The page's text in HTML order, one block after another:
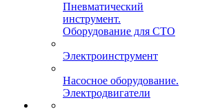
Пневматический
инструмент.
Оборудование для СТО
Электроинструмент
Насосное оборудование.
Электродвигатели